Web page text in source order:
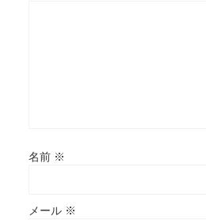
名前 ※
メール ※